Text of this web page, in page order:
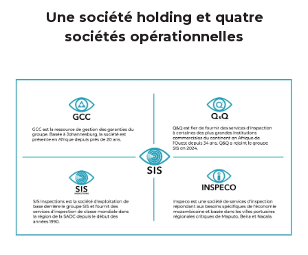
Une société holding et quatre
sociétés opérationnelles